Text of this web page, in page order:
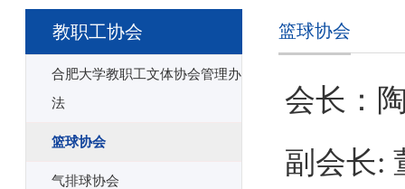
教职工协会
合肥大学教职工文体协会管理办
法
篮球协会
气排球协会
篮球协会
会长：
副会长: